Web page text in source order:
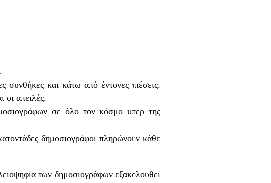
και κάτω από έντονες πιέσεις.
οι απειλές.
σε όλο τον κόσμο υπέρ της
δημοσιογράφοι πληρώνουν κάθε
των δημοσιογράφων εξακολουθεί